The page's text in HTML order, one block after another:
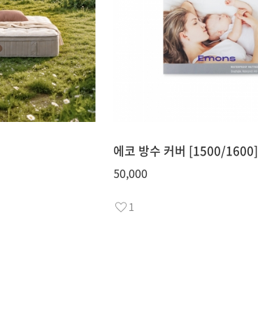
에코 방수 커버 [1500/1600]
50,000
1